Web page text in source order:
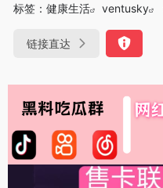
标签： 健康生活 ventusky
链接直达